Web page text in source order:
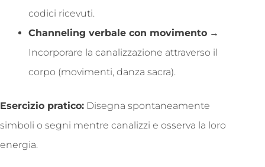
codici ricevuti.
Channeling verbale con movimento →
Incorporare la canalizzazione attraverso il
corpo (movimenti, danza sacra).
Esercizio pratico: Disegna spontaneamente
simboli o segni mentre canalizzi e osserva la loro
energia.